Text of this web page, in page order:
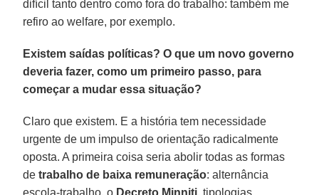
difícil tanto dentro como fora do trabalho: também me
refiro ao welfare, por exemplo.
Existem saídas políticas? O que um novo governo
deveria fazer, como um primeiro passo, para
começar a mudar essa situação?
Claro que existem. E a história tem necessidade
urgente de um impulso de orientação radicalmente
oposta. A primeira coisa seria abolir todas as formas
detrabalho de baixa remuneração: alternância
escola-trabalho, o Decreto Minniti, tipologias